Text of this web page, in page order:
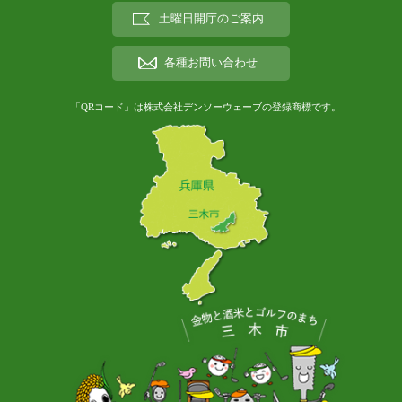
土曜日開庁のご案内
各種お問い合わせ
「QRコード」は株式会社デンソーウェーブの登録商標です。